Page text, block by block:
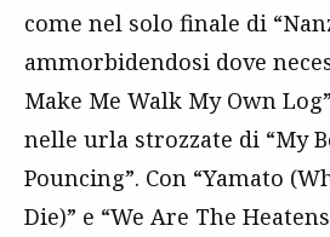
come nel solo finale di
ammorbidendosi dove
Make Me Walk My Own
nelle urla strozzate di “My
Pouncing”. Con “Yamato
Die)” e “We Are The